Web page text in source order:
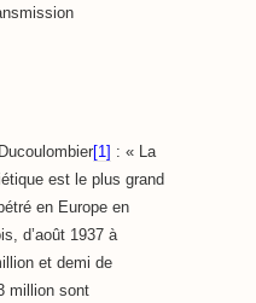
[1] : « La
est le plus grand
en Europe en
d’août 1937 à
et demi de
million sont